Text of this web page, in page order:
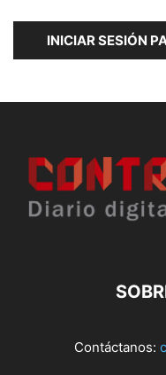
INICIAR SESIÓN
Contáctanos: